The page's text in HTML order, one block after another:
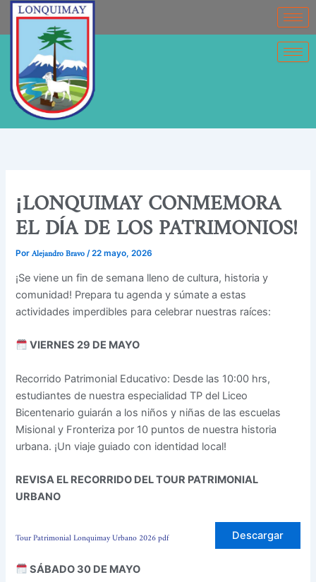
contenido
contenido
¡LONQUIMAY CONMEMORA
EL DÍA DE LOS PATRIMONIOS!
PorAlejandro Bravo/22 mayo, 2026
¡Se viene un fin de semana lleno de cultura, historia y
comunidad! Prepara tu agenda y súmate a estas
actividades imperdibles para celebrar nuestras raíces:
VIERNES 29 DE MAYO
Recorrido Patrimonial Educativo: Desde las 10:00 hrs,
estudiantes de nuestra especialidad TP del Liceo
Bicentenario guiarán a los niños y niñas de las escuelas
Misional y Fronteriza por 10 puntos de nuestra historia
urbana. ¡Un viaje guiado con identidad local!
REVISA EL RECORRIDO DEL TOUR PATRIMONIAL
URBANO
Tour Patrimonial Lonquimay Urbano 2026 pdf Descargar
SÁBADO 30 DE MAYO